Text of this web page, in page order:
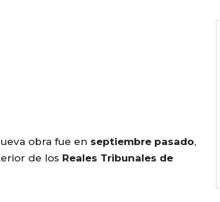
obra fue en septiembre pasado,
de los Reales Tribunales de